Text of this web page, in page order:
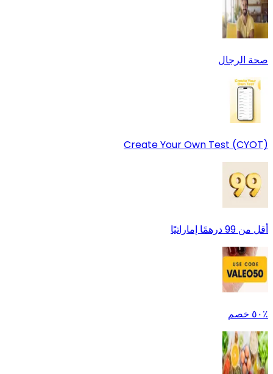
صحة الرجال
Create Your Own Test (CYOT)
أقل من 99 درهمًا إماراتيًا
٪٥٠ خصم